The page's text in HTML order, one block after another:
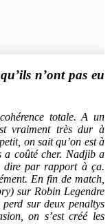
n’ont pas eu
totale. A un
vraiment très dur à
on sait qu’on est à
a coûté cher. Nadjib a
dire par rapport à ça.
En fin de match,
sur Robin Legendre
sur deux penaltys
on s’est créé les